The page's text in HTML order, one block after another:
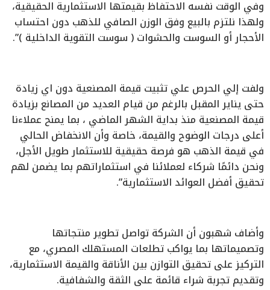
وفي الوقت نفسه الاحتفاظ بقيمتها الاستثمارية الحقيقية،
ولهذا نلتزم بالبيع وفق الوزن الصافي للذهب دون احتساب
الأحجار أو السوست والحشوات ( سوست التقوية الداخلية )”.
ولفت إلي الحرص علي تثبيت قيمة المصنعية دون اي زيادة
حتى يناير المقبل بالرغم من قيام العديد من المصانع بزيادة
قيمة المصنعية منذ بداية الشهر الماضي ، بما يمنح عملاءنا
أعلى درجات الوضوح والقيمة، خاصة وأن الانخفاض الحالي
في قيمة الذهب هو فرصة حقيقية للاستثمار طويل الأجل،
ونحن دائمًا شركاء لعملائنا في استثماراتهم بما يضمن لهم
تحقيق أفضل العوائد الاستثمارية”.
وأضاف شهبون أن الشركة تواصل تطوير منتجاتها
وتصميماتها بما يواكب تطلعات المستهلك المصري، مع
التركيز على تحقيق التوازن بين الأناقة والقيمة الاستثمارية،
وتقديم تجربة شراء قائمة على الثقة والشفافية.